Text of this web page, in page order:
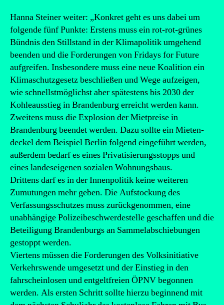
Hanna Steiner weiter: „Konkret geht es uns dabei um
folgende fünf Punkte: Erstens muss ein rot-rot-grünes
Bündnis den Stillstand in der Klimapolitik umgehend
beenden und die Forderungen von Fridays for Future
aufgreifen. Insbesondere muss eine neue Koalition ein
Klimaschutzgesetz beschließen und Wege aufzeigen,
wie schnellstmöglichst aber spätestens bis 2030 der
Kohleausstieg in Brandenburg erreicht werden kann.
Zweitens muss die Explosion der Mietpreise in
Brandenburg beendet werden. Dazu sollte ein Mieten-
deckel dem Beispiel Berlin folgend eingeführt werden,
außerdem bedarf es eines Privatisierungsstopps und
eines landeseigenen sozialen Wohnungsbaus.
Drittens darf es in der Innenpolitik keine weiteren
Zumutungen mehr geben. Die Aufstockung des
Verfassungsschutzes muss zurückgenommen, eine
unabhängige Polizeibeschwerdestelle geschaffen und die
Beteiligung Brandenburgs an Sammelabschiebungen
gestoppt werden.
Viertens müssen die Forderungen des Volksinitiative
Verkehrswende umgesetzt und der Einstieg in den
fahrscheinlosen und entgeltfreien ÖPNV begonnen
werden. Als ersten Schritt sollte hierzu beginnend mit